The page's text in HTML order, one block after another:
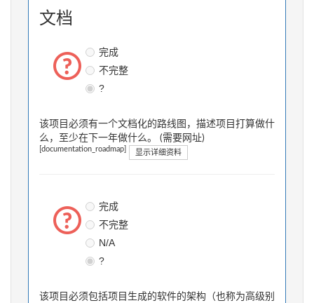
文档
完成
不完整
?
该项目必须有一个文档化的路线图，描述项目打算做什
么，至少在下一年做什么。 (需要网址)
[documentation_roadmap] 显示详细资料
完成
不完整
N/A
?
该项目必须包括项目生成的软件的架构（也称为高级别